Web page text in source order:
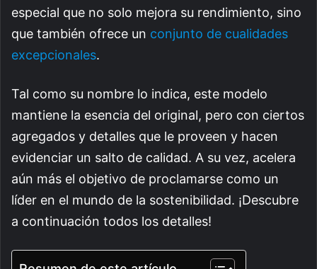
especial que no solo mejora su rendimiento, sino
que también ofrece un conjunto de cualidades
excepcionales.
Tal como su nombre lo indica, este modelo
mantiene la esencia del original, pero con ciertos
agregados y detalles que le proveen y hacen
evidenciar un salto de calidad. A su vez, acelera
aún más el objetivo de proclamarse como un
líder en el mundo de la sostenibilidad. ¡Descubre
a continuación todos los detalles!